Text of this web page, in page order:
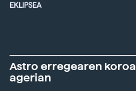
EKLIPSEA
Astro erregearen koroa
agerian